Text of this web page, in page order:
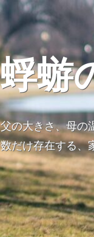
蜉蝣
父の大きさ、母の
数だけ存在する、